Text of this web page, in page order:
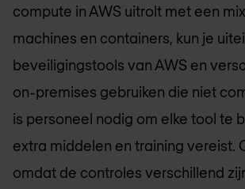
compute in AWS uitrolt met een
machines en containers, kun je
beveiligingstools van AWS en
on-premises gebruiken die niet
is personeel nodig om elke tool te
extra middelen en training vereist.
omdat de controles verschillend